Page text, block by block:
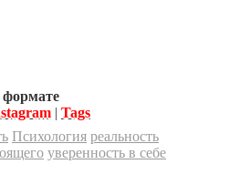
формате
| Tags
Психология реальность
уверенность в себе